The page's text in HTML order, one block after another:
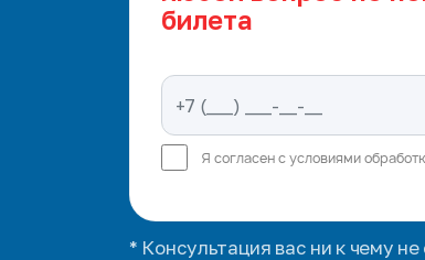
билета
Я согласен с условиями
* Консультация вас ни к чему